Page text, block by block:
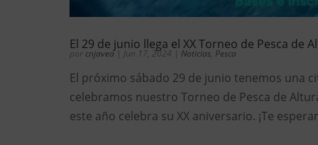
El 29 de junio llega el XX Torneo de Pesca de
por cnjavea| Jun 17, 2024 | Noticias Pesca
El próximo sábado 29 de junio tenemos una
celebramos nuestro Torneo de Pesca de
este año celebra su XX aniversario. ¡Te